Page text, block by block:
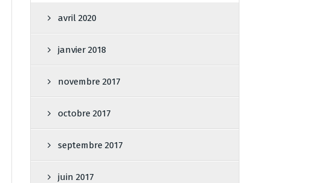
avril 2020
janvier 2018
novembre 2017
octobre 2017
septembre 2017
juin 2017